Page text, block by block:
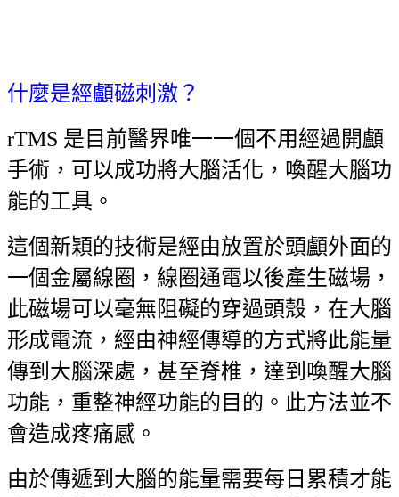
什麼是經顱磁刺激？
rTMS 是目前醫界唯一一個不用經過開顱
手術，可以成功將大腦活化，喚醒大腦功
能的工具。
這個新穎的技術是經由放置於頭顱外面的
一個金屬線圈，線圈通電以後產生磁場，
此磁場可以毫無阻礙的穿過頭殼，在大腦
形成電流，經由神經傳導的方式將此能量
傳到大腦深處，甚至脊椎，達到喚醒大腦
功能，重整神經功能的目的。此方法並不
會造成疼痛感。
由於傳遞到大腦的能量需要每日累積才能